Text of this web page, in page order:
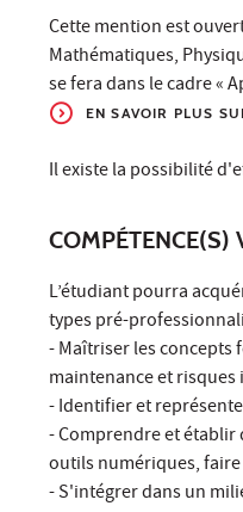
Cette mention est
Mathématiques,
se fera dans le cadre «
EN SAVOIR PLUS
Il existe la possibilité
COMPÉTENCE(S)
L’étudiant pourra
types pré-
- Maîtriser les
maintenance et
- Identifier et
- Comprendre et
outils numériques,
- S'intégrer dans un